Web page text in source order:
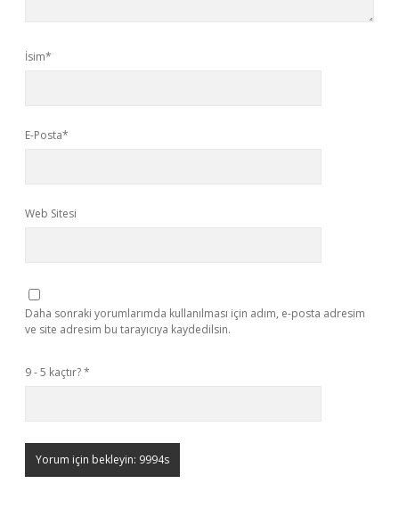
İsim*
E-Posta*
Web Sitesi
Daha sonraki yorumlarımda kullanılması için adım, e-posta adresim
ve site adresim bu tarayıcıya kaydedilsin.
9 - 5 kaçtır?*